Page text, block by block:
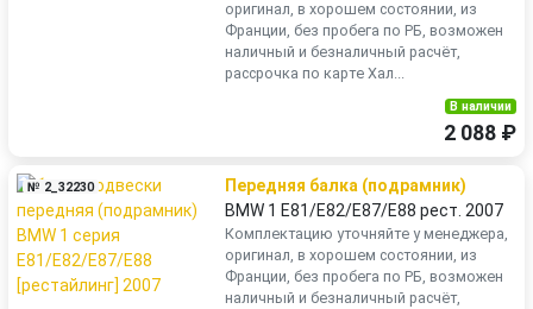
оригинал, в хорошем состоянии, из
Франции, без пробега по РБ, возможен
наличный и безналичный расчёт,
рассрочка по карте Хал...
В наличии
2 088 ₽
№ 2_32230
Передняя балка (подрамник)
BMW 1 E81/E82/E87/E88 рест. 2007
Комплектацию уточняйте у менеджера,
оригинал, в хорошем состоянии, из
Франции, без пробега по РБ, возможен
наличный и безналичный расчёт,